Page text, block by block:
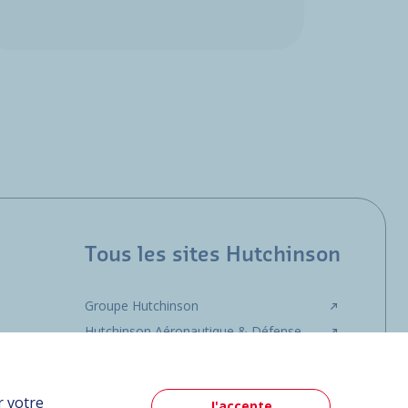
Tous les sites Hutchinson
Groupe Hutchinson
Hutchinson Aéronautique & Défense
votre